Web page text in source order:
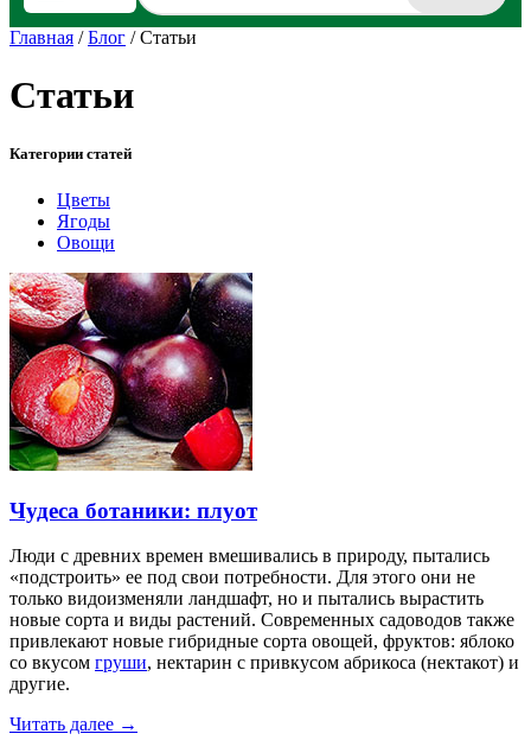
Главная /Блог /Статьи
Статьи
Категории статей
Цветы
Ягоды
Овощи
Чудеса ботаники: плуот
Люди с древних времен вмешивались в природу, пытались
«подстроить» ее под свои потребности. Для этого они не
только видоизменяли ландшафт, но и пытались вырастить
новые сорта и виды растений. Современных садоводов также
привлекают новые гибридные сорта овощей, фруктов: яблоко
со вкусом груши, нектарин с привкусом абрикоса (нектакот) и
другие.
Читать далее →